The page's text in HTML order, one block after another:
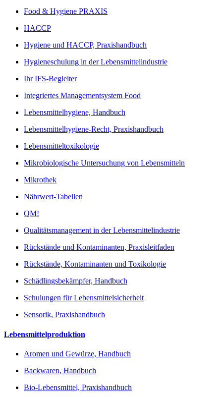
Food & Hygiene PRAXIS
HACCP
Hygiene und HACCP, Praxishandbuch
Hygieneschulung in der Lebensmittelindustrie
Ihr IFS-Begleiter
Integriertes Managementsystem Food
Lebensmittelhygiene, Handbuch
Lebensmittelhygiene-Recht, Praxishandbuch
Lebensmitteltoxikologie
Mikrobiologische Untersuchung von Lebensmitteln
Mikrothek
Nährwert-Tabellen
QM!
Qualitätsmanagement in der Lebensmittelindustrie
Rückstände und Kontaminanten, Praxisleitfaden
Rückstände, Kontaminanten und Toxikologie
Schädlingsbekämpfer, Handbuch
Schulungen für Lebensmittelsicherheit
Sensorik, Praxishandbuch
Lebensmittelproduktion
Aromen und Gewürze, Handbuch
Backwaren, Handbuch
Bio-Lebensmittel, Praxishandbuch